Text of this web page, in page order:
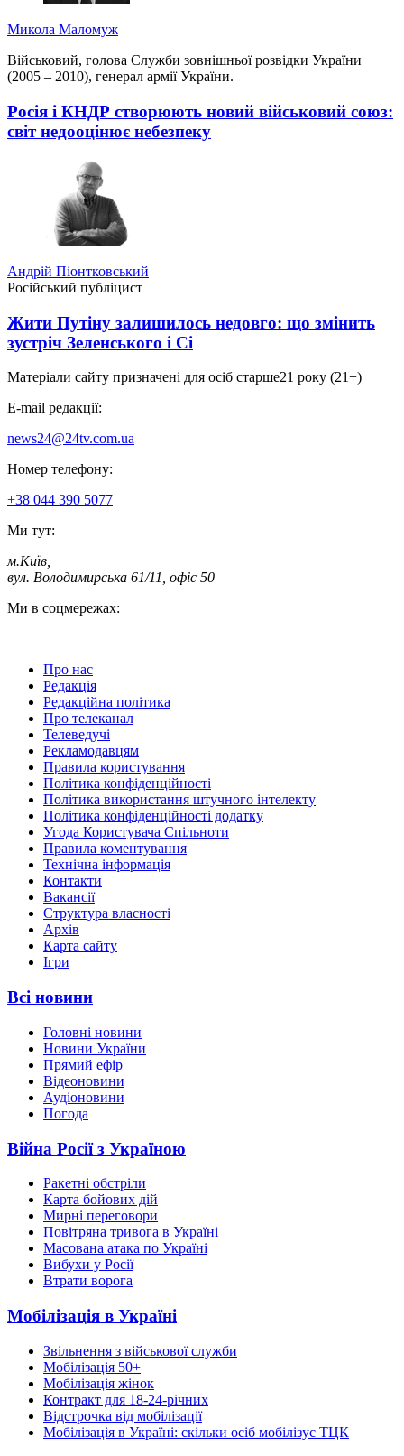
Микола Маломуж
Військовий, голова Служби зовнішньої розвідки України
(2005 – 2010), генерал армії України.
Росія і КНДР створюють новий військовий союз:
світ недооцінює небезпеку
Андрій Піонтковський
Російський публіцист
Жити Путіну залишилось недовго: що змінить
зустріч Зеленського і Сі
Матеріали сайту призначені для осіб старше21 року (21+)
E-mail редакції:
news24@24tv.com.ua
Номер телефону:
+38 044 390 5077
Ми тут:
м.Київ
вул. Володимирська 61/11, офіс 50
Ми в соцмережах:
Про нас
Редакція
Редакційна політика
Про телеканал
Телеведучі
Рекламодавцям
Правила користування
Політика конфіденційності
Політика використання штучного інтелекту
Політика конфіденційності додатку
Угода Користувача Спільноти
Правила коментування
Технічна інформація
Контакти
Вакансії
Структура власності
Архів
Карта сайту
Ігри
Всі новини
Головні новини
Новини України
Прямий ефір
Відеоновини
Аудіоновини
Погода
Війна Росії з Україною
Ракетні обстріли
Карта бойових дій
Мирні переговори
Повітряна тривога в Україні
Масована атака по Україні
Вибухи у Росії
Втрати ворога
Мобілізація в Україні
Звільнення з військової служби
Мобілізація 50+
Мобілізація жінок
Контракт для 18-24-річних
Відстрочка від мобілізації
Мобілізація в Україні: скільки осіб мобілізує ТЦК